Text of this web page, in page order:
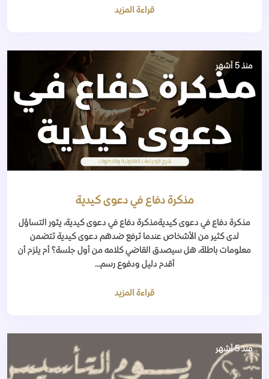
قراءة المزيد
منذ 5 أشهر
مذكرة دفاع في دعوى كيدية
مذكرة دفاع في دعوى كيديةمذكرة دفاع في دعوى كيدية، يثور التساؤل
لدى كثير من الأشخاص عندما ترفع ضدهم دعوى كيدية تتضمن
معلومات باطلة، هل سيصدق القاضي كلامه من أول جلسة؟ أم يلزم أن
أقدم دليل ودفوع رسم...
قراءة المزيد
منذ 5 أشهر